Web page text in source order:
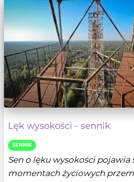
Lęk wysokości - sennik
SENNIK
Sen o lęku wysokości pojawia
momentach życiowych